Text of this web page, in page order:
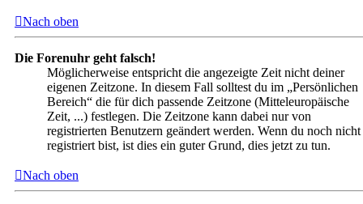
Nach oben
Die Forenuhr geht falsch!
Möglicherweise entspricht die angezeigte Zeit nicht deiner
eigenen Zeitzone. In diesem Fall solltest du im „Persönlichen
Bereich“ die für dich passende Zeitzone (Mitteleuropäische
Zeit, ...) festlegen. Die Zeitzone kann dabei nur von
registrierten Benutzern geändert werden. Wenn du noch nicht
registriert bist, ist dies ein guter Grund, dies jetzt zu tun.
Nach oben